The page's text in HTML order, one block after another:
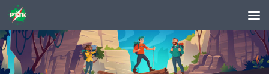
Skip to content